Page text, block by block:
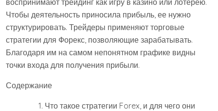
Чтобы деятельность приносила прибыль, ее нужно
структурировать. Трейдеры применяют торговые
стратегии для Форекс, позволяющие зарабатывать.
Благодаря им на самом непонятном графике видны
точки входа для получения прибыли.
Содержание
Что такое стратегии Forex, и для чего они